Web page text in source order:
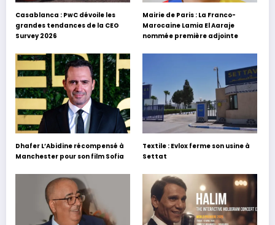
Casablanca : PwC dévoile les
grandes tendances de la CEO
Survey 2026
Mairie de Paris : La Franco-
Marocaine Lamia El Aaraje
nommée première adjointe
Dhafer L’Abidine récompensé à
Manchester pour son film Sofia
Textile : Evlox ferme son usine à
Settat